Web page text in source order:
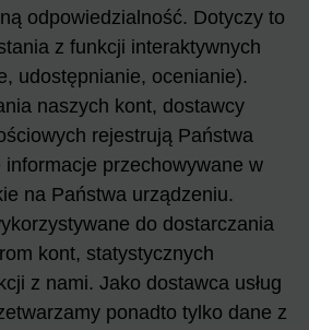
odpowiedzialność. Dotyczy to
z funkcji interaktywnych
udostępnianie, ocenianie).
naszych kont, dostawcy
rejestrują Państwa
przechowywane w
na Państwa urządzeniu.
do dostarczania
kont, statystycznych
z nami. Jako dostawca usług
ponadto tylko dane z